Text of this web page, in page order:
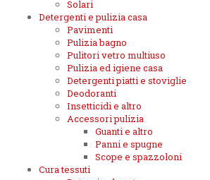
Solari
Detergenti e pulizia casa
Pavimenti
Pulizia bagno
Pulitori vetro multiuso
Pulizia ed igiene casa
Detergenti piatti e stoviglie
Deodoranti
Insetticidi e altro
Accessori pulizia
Guanti e altro
Panni e spugne
Scope e spazzoloni
Cura tessuti